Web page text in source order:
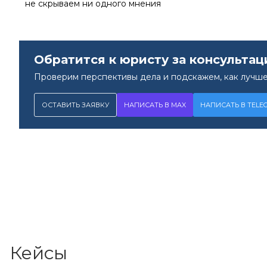
не скрываем ни одного мнения
Обратится к юристу за
Проверим перспективы дела и подскажем, как
ОСТАВИТЬ ЗАЯВКУ НАПИСАТЬ В MAX НАПИСАТЬ В
Кейсы